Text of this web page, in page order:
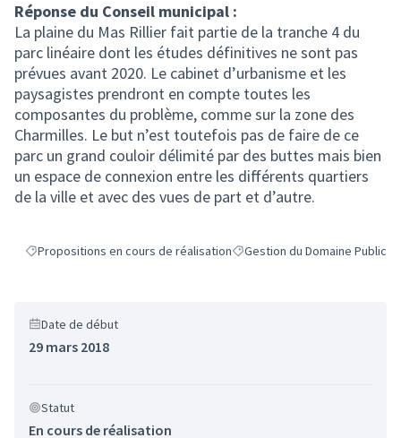
Réponse du Conseil municipal :
La plaine du Mas Rillier fait partie de la tranche 4 du
parc linéaire dont les études définitives ne sont pas
prévues avant 2020. Le cabinet d’urbanisme et les
paysagistes prendront en compte toutes les
composantes du problème, comme sur la zone des
Charmilles. Le but n’est toutefois pas de faire de ce
parc un grand couloir délimité par des buttes mais bien
un espace de connexion entre les différents quartiers
de la ville et avec des vues de part et d’autre.
Filtrer les résultats de la catégorie : Propositions en cours de
Propositions en cours de réalisationFiltrer les résultats pour le
Gestion du Domaine Public
Date de début
29 mars 2018
Statut
En cours de réalisation